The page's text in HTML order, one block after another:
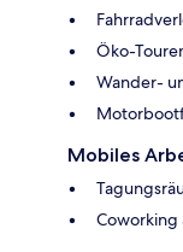
Öko-
Wander-
Mobiles
Coworking